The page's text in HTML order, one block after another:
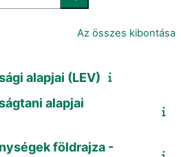
Kurzusok keresése
Az összes kibontása
alapjai (LEV)
alapjai
földrajza -